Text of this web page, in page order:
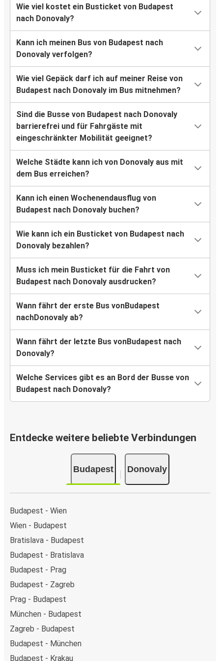
Wie viel kostet ein Busticket von Budapest
nach Donovaly?
Kann ich meinen Bus von Budapest nach
Donovaly verfolgen?
Wie viel Gepäck darf ich auf meiner Reise von
Budapest nach Donovaly im Bus mitnehmen?
Sind die Busse von Budapest nach Donovaly
barrierefrei und für Fahrgäste mit
eingeschränkter Mobilität geeignet?
Welche Städte kann ich von Donovaly aus mit
dem Bus erreichen?
Kann ich einen Wochenendausflug von
Budapest nach Donovaly buchen?
Wie kann ich ein Busticket von Budapest nach
Donovaly bezahlen?
Muss ich mein Busticket für die Fahrt von
Budapest nach Donovaly ausdrucken?
Wann fährt der erste Bus vonBudapest
nachDonovaly ab?
Wann fährt der letzte Bus vonBudapest nach
Donovaly?
Welche Services gibt es an Bord der Busse von
Budapest nach Donovaly?
Entdecke weitere beliebte Verbindungen
Budapest Donovaly
Budapest - Wien
Wien - Budapest
Bratislava - Budapest
Budapest - Bratislava
Budapest - Prag
Budapest - Zagreb
Prag - Budapest
München - Budapest
Zagreb - Budapest
Budapest - München
Budapest - Krakau